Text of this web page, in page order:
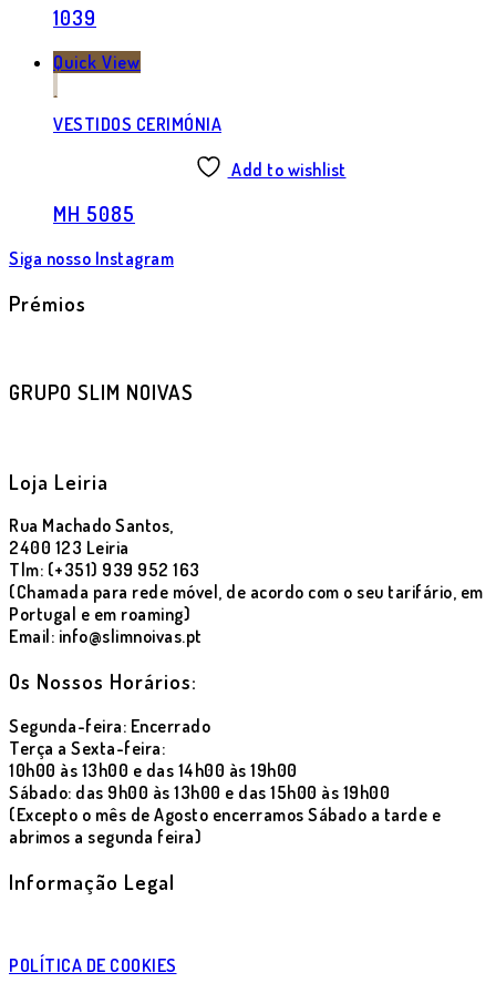
1039
Quick View
VESTIDOS CERIMÓNIA
Add to wishlist
MH 5085
Siga nosso Instagram
Prémios
GRUPO SLIM NOIVAS
Loja Leiria
Rua Machado Santos,
2400 123 Leiria
Tlm: (+351) 939 952 163
(Chamada para rede móvel, de acordo com o seu tarifário, em
Portugal e em roaming)
Email: info@slimnoivas.pt
Os Nossos Horários:
Segunda-feira: Encerrado
Terça a Sexta-feira:
10h00 às 13h00 e das 14h00 às 19h00
Sábado: das 9h00 às 13h00 e das 15h00 às 19h00
(Excepto o mês de Agosto encerramos Sábado a tarde e
abrimos a segunda feira)
Informação Legal
POLÍTICA DE COOKIES